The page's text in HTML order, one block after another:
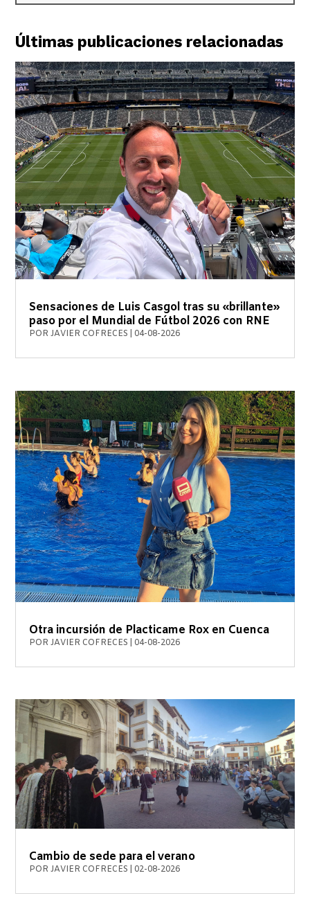
Últimas publicaciones relacionadas
Sensaciones de Luis Casgol tras su «brillante»
paso por el Mundial de Fútbol 2026 con RNE
PORJAVIER COFRECES 04-08-2026
Otra incursión de Placticame Rox en Cuenca
PORJAVIER COFRECES 04-08-2026
Cambio de sede para el verano
PORJAVIER COFRECES 02-08-2026